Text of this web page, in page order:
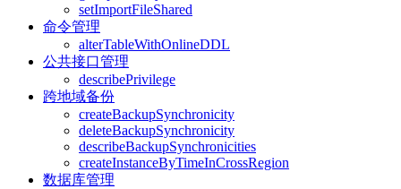
setImportFileShared
命令管理
alterTableWithOnlineDDL
公共接口管理
describePrivilege
跨地域备份
createBackupSynchronicity
deleteBackupSynchronicity
describeBackupSynchronicities
createInstanceByTimeInCrossRegion
数据库管理